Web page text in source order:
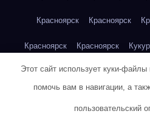
Красноярск Красноярск
Красноярск Красноярск
Кукуруза Кукуруза
Этот сайт использует куки-
помочь вам в навигации, а
пользовательский